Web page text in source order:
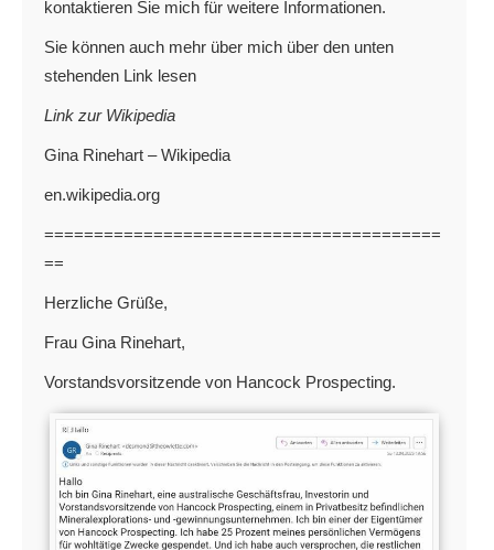
kontaktieren Sie mich für weitere Informationen.
Sie können auch mehr über mich über den unten
stehenden Link lesen
Link zur Wikipedia
Gina Rinehart – Wikipedia
en.wikipedia.org
========================================
==
Herzliche Grüße,
Frau Gina Rinehart,
Vorstandsvorsitzende von Hancock Prospecting.